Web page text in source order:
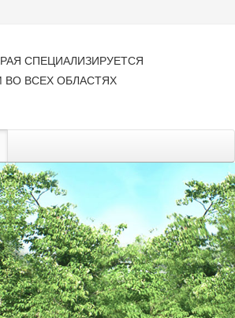
СПЕЦИАЛИЗИРУЕТСЯ
ВСЕХ ОБЛАСТЯХ